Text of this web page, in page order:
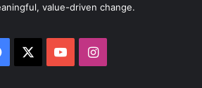
value-driven change.
Facebook YouTubeInstagram